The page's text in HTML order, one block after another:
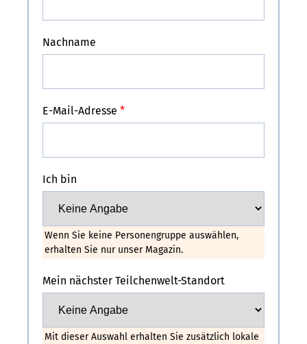
Nachname
E-Mail-Adresse
Ich bin
Wenn Sie keine Personengruppe auswählen,
erhalten Sie nur unser Magazin.
Mein nächster Teilchenwelt-Standort
Mit dieser Auswahl erhalten Sie zusätzlich lokale